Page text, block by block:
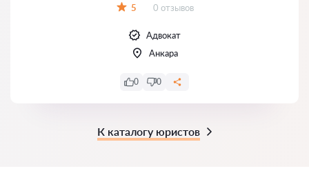
5 Отзывов:
0 отзывов
Адвокат
Анкара
0 0
К каталогу юристов